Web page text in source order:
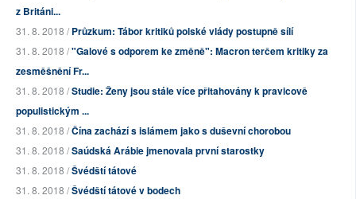
z Británi...
31. 8. 2018 /Průzkum: Tábor kritiků polské vlády postupně sílí
31. 8. 2018 /"Galové s odporem ke změně": Macron terčem kritiky za
zesměšnění Fr...
31. 8. 2018 /Studie: Ženy jsou stále více přitahovány k pravicově
populistickým ...
31. 8. 2018 /Čína zachází s islámem jako s duševní chorobou
31. 8. 2018 /Saúdská Arábie jmenovala první starostky
31. 8. 2018 /Švédští tátové
31. 8. 2018 /Švédští tátové v bodech